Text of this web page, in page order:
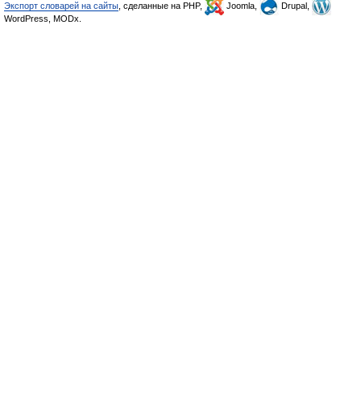
Экспорт словарей на сайты , сделанные на PHP, Joomla,
Drupal,
WordPress, MODx.